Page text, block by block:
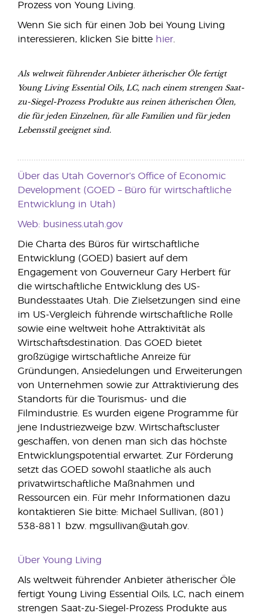
Prozess von Young Living.
Wenn Sie sich für einen Job bei Young Living
interessieren, klicken Sie bitte hier
Als weltweit führender Anbieter ätherischer Öle fertigt
Young Living Essential Oils, LC, nach einem strengen Saat-
zu-Siegel-Prozess Produkte aus reinen ätherischen Ölen,
die für jeden Einzelnen, für alle Familien und für jeden
Lebensstil geeignet sind.
Über das Utah Governor’s Office of Economic
Development (GOED – Büro für wirtschaftliche
Entwicklung in Utah)
Web: business.utah.gov
Die Charta des Büros für wirtschaftliche
Entwicklung (GOED) basiert auf dem
Engagement von Gouverneur Gary Herbert für
die wirtschaftliche Entwicklung des US-
Bundesstaates Utah. Die Zielsetzungen sind eine
im US-Vergleich führende wirtschaftliche Rolle
sowie eine weltweit hohe Attraktivität als
Wirtschaftsdestination. Das GOED bietet
großzügige wirtschaftliche Anreize für
Gründungen, Ansiedelungen und Erweiterungen
von Unternehmen sowie zur Attraktivierung des
Standorts für die Tourismus- und die
Filmindustrie. Es wurden eigene Programme für
jene Industriezweige bzw. Wirtschaftscluster
geschaffen, von denen man sich das höchste
Entwicklungspotential erwartet. Zur Förderung
setzt das GOED sowohl staatliche als auch
privatwirtschaftliche Maßnahmen und
Ressourcen ein. Für mehr Informationen dazu
kontaktieren Sie bitte: Michael Sullivan, (801)
538-8811 bzw. mgsullivan@utah.gov.
Über Young Living
Als weltweit führender Anbieter ätherischer Öle
fertigt Young Living Essential Oils, LC, nach einem
strengen Saat-zu-Siegel-Prozess Produkte aus